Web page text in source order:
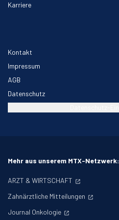
Karriere
Kontakt
Impressum
AGB
Datenschutz
Mehr aus unserem MTX-Netzwerk:
ARZT & WIRTSCHAFT
Zahnärztliche Mitteilungen
Journal Onkologie